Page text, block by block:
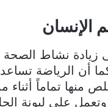
الإنسان
نشاط الصحة
كما أن الرياضة
منها تماماً
على ليونة